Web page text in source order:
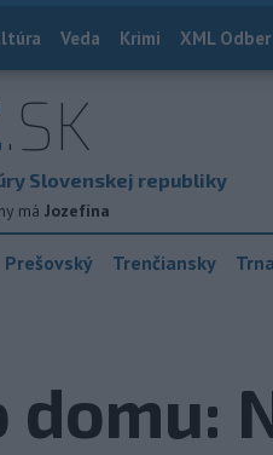
Veda Krimi XML Odber
.SK
Slovenskej republiky
má Jozefína
Prešovský Trenčiansky
domu: